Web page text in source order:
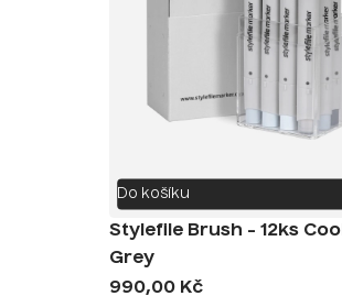
Do košíku
Stylefile Brush - 12ks Cool
Grey
990,00 Kč